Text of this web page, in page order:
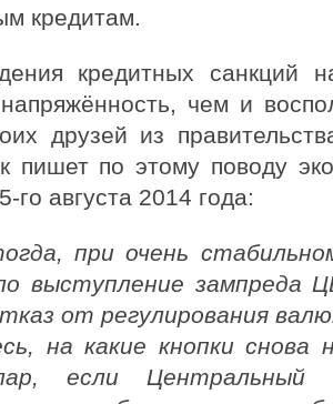
кредитам.
кредитных санкций
чем и
друзей из
пишет по этому поводу
го августа 2014 года:
при очень
выступление зампреда
от регулирования
на какие кнопки снова
если